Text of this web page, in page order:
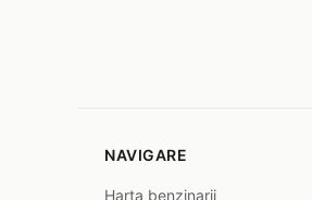
NAVIGARE
Harta benzinarii